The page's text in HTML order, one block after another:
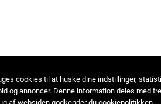
cookies til at huske dine indstillinger,
og annoncer. Denne information deles med